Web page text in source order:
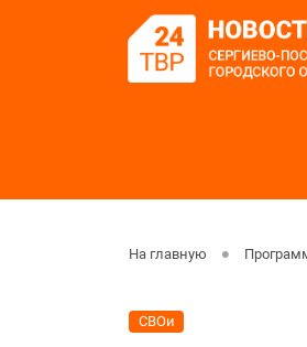
На главную
СВОи